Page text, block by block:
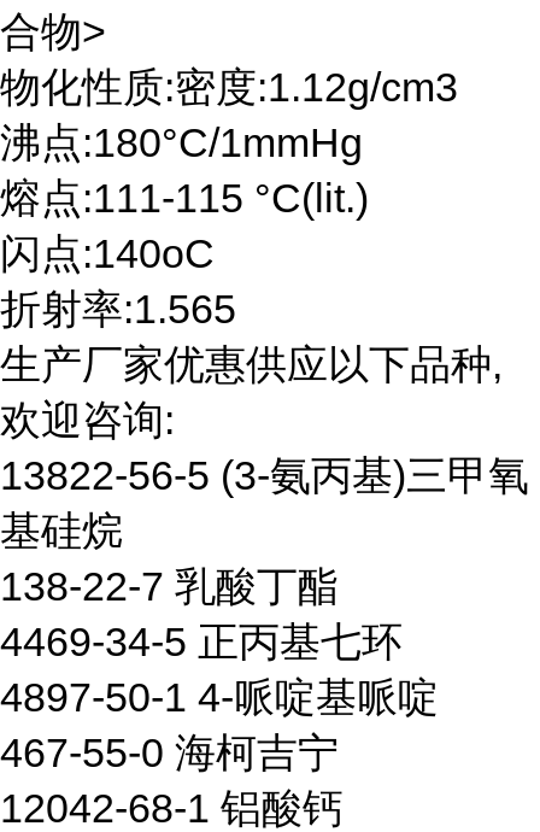
合物>
物化性质:密度:1.12g/cm3
沸点:180°C/1mmHg
熔点:111-115 °C(lit.)
闪点:140oC
折射率:1.565
生产厂家优惠供应以下品种,
欢迎咨询:
13822-56-5 (3-氨丙基)三甲氧
基硅烷
138-22-7 乳酸丁酯
4469-34-5 正丙基七环
4897-50-1 4-哌啶基哌啶
467-55-0 海柯吉宁
12042-68-1 铝酸钙